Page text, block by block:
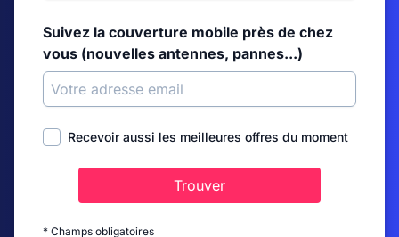
Suivez la couverture mobile près de chez
vous (nouvelles antennes, pannes...)
Recevoir aussi les meilleures offres du moment
Trouver
* Champs obligatoires